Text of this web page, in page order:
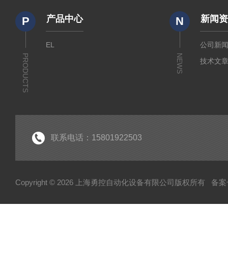
P
PRODUCTS
产品中心
EL
N
NEWS
新闻
公司新
技术文
联系电话：15801922503
Copyright © 2026 上海勇控自动化设备有限公司版权所有 备案